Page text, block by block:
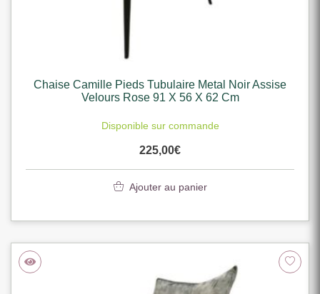
Chaise Camille Pieds Tubulaire Metal Noir Assise
Velours Rose 91 X 56 X 62 Cm
Disponible sur commande
225,00€
Ajouter au panier